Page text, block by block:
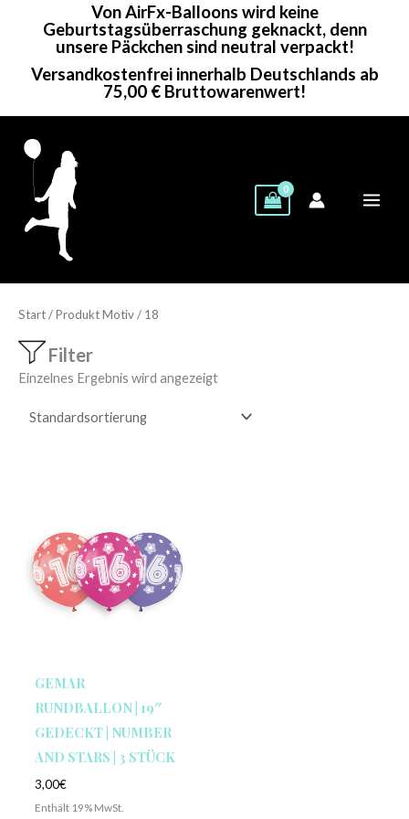
Von AirFx-Balloons wird keine
Geburtstagsüberraschung geknackt, denn
unsere Päckchen sind neutral verpackt!
Versandkostenfrei innerhalb Deutschlands ab
75,00 € Bruttowarenwert!
Start/ Produkt Motiv / 18
Filter
Einzelnes Ergebnis wird angezeigt
GEMAR
RUNDBALLON | 19″
GEDECKT | NUMBER
AND STARS | 3 STÜCK
3,00€
Enthält 19% MwSt.